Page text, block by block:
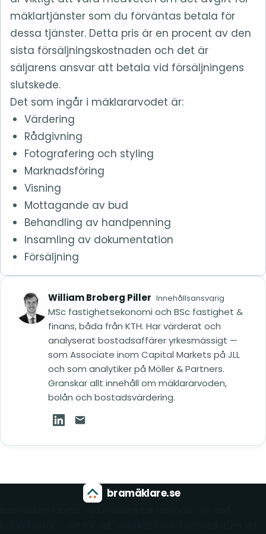
mäklartjänster som du förväntas betala för
dessa tjänster. Detta pris är en procent av den
sista försäljningskostnaden och det är
säljarens ansvar att betala vid försäljningens
slutskede.
Det som ingår i mäklararvodet är:
Värdering
Rådgivning
Fotografering och styling
Marknadsföring
Visning
Mottagande av bud
Behandling av handpenning
Insamling av dokumentation
Försäljning
William Broberg Piller Innehållsansvarig
MSc fastighetsekonomi och BSc fastighet &
finans, båda från KTH. Har värderat och
analyserat bostadsaffärer yrkesmässigt —
som Associate inom Capital Markets på JLL
och som analytiker på Möller & Partners.
Granskar allt innehåll om mäklararvoden,
bolån och bostadsvärdering.
William Broberg Piller på LinkedIn (öppnas i
Mejla William Broberg Piller
bramäklare.se